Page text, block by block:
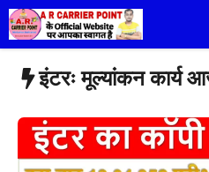
Skip
to
content
इंटरः मूल्यांकन कार्य